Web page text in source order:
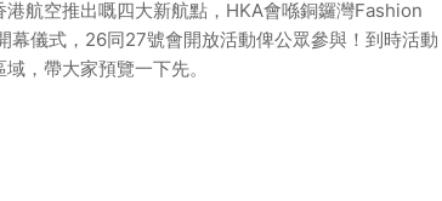
航空推出嘅四大新航點，HKA會喺銅鑼灣Fashion
幕儀式，26同27號會開放活動俾公眾參與！到時活動
，帶大家預覽一下先。